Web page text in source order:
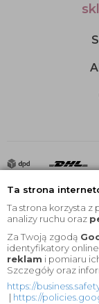
Ta strona
Ta strona korzysta
analizy ruchu oraz
Za Twoją zgodą
identyfikatory
reklam i pomiaru
Szczegóły oraz
https://
| https://
2020 ©
Projekt